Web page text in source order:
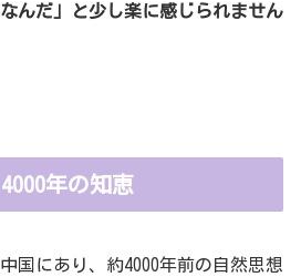
んだ」と少し楽に感じられません
年の知恵
国にあり、約4000年前の自然思想